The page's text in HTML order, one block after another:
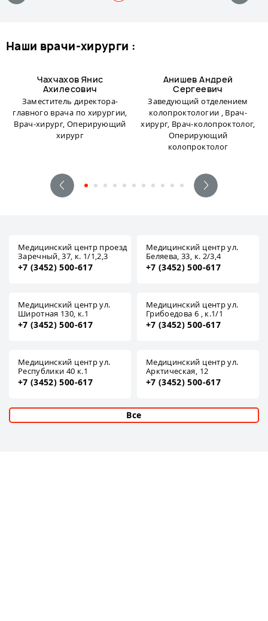
наши врачи-хирурги :
Чахчахов Янис
Ахилесович
Заместитель директора-
главного врача по хирургии,
Врач-хирург, Оперирующий
хирург
Анишев Андрей
Сергеевич
Заведующий отделением
колопроктологии , Врач-
хирург, Врач-колопроктолог,
Оперирующий
колопроктолог
Медицинский центр проезд
Заречный, 37, к. 1/1,2,3
+7 (3452) 500-617
Медицинский центр ул.
Беляева, 33, к. 2/3,4
+7 (3452) 500-617
Медицинский центр ул.
Широтная 130, к.1
+7 (3452) 500-617
Медицинский центр ул.
Грибоедова 6 , к.1/1
+7 (3452) 500-617
Медицинский центр ул.
Республики 40 к.1
+7 (3452) 500-617
Медицинский центр ул.
Арктическая, 12
+7 (3452) 500-617
Все